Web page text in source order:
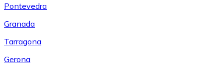
Pontevedra
Granada
Tarragona
Gerona